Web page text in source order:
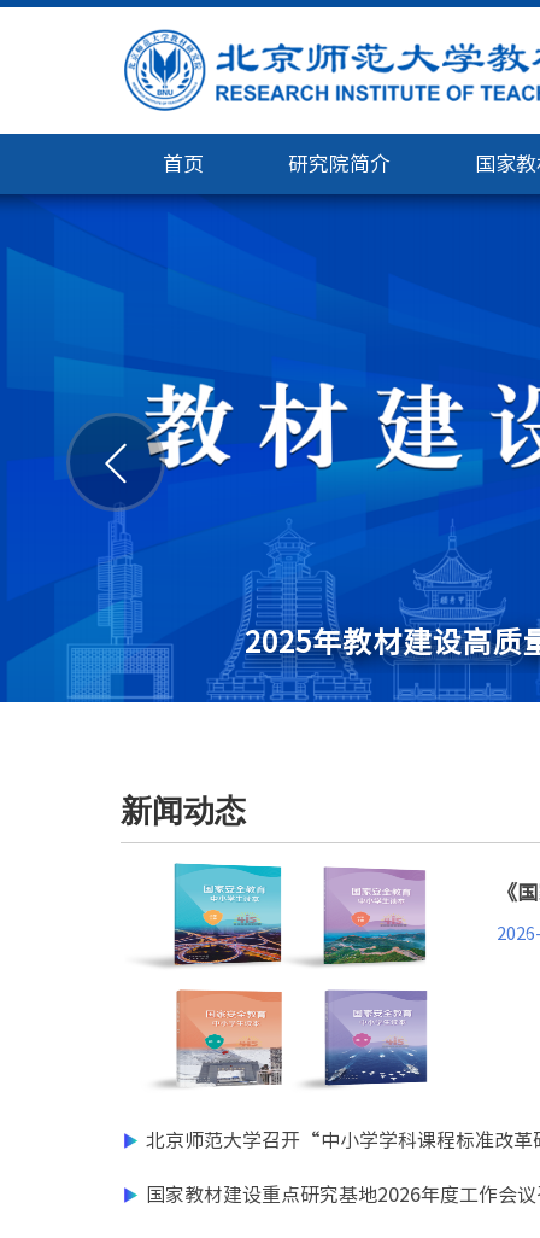
首页 研究院简介 国家
北京师范大学举办8
级示范培训”
2025年教材建设高质
《国家安全教育大学
北京师范大学教材研
北京师范大学举办第
北京师范大学基础教
北京师范大学与人民
第三届教材建设高质
新闻动态
《
北京师范大学召开“中小学学科课程标准改
国家教材建设重点研究基地2026年度工作会